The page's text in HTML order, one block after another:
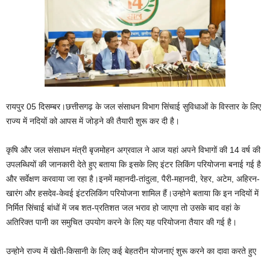
रायपुर 05 दिसम्बर।छत्तीसगढ़ के जल संसाधन विभाग सिंचाई सुविधाओं के विस्तार के लिए
राज्य में नदियों को आपस में जोड़ने की तैयारी शुरू कर दी है।
कृषि और जल संसाधन मंत्री बृजमोहन अग्रवाल ने आज यहां अपने विभागों की 14 वर्ष की
उपलब्धियों की जानकारी देते हुए बताया कि इसके लिए इंटर लिकिंग परियोजना बनाई गई है
और सर्वेक्षण करवाया जा रहा है।इनमें महानदी-तांदुला, पैरी-महानदी, रेहर, अटेम, अहिरन-
खारंग और हसदेव-केवई इंटरलिकिंग परियोजना शामिल हैं।उन्होने बताया कि इन नदियों में
निर्मित सिंचाई बांधों में जब शत-प्रतिशत जल भराव हो जाएगा तो उसके बाद वहां के
अतिरिक्त पानी का समुचित उपयोग करने के लिए यह परियोजना तैयार की गई है।
उन्होने राज्य में खेती-किसानी के लिए कई बेहतरीन योजनाएं शुरू करने का दावा करते हुए